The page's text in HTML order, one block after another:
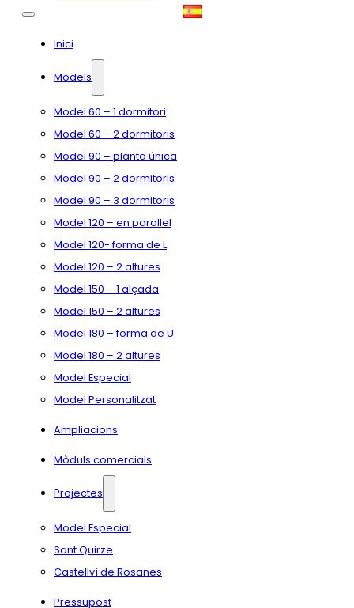
Inici
Models
Model 60 – 1 dormitori
Model 60 – 2 dormitoris
Model 90 – planta única
Model 90 – 2 dormitoris
Model 90 – 3 dormitoris
Model 120 – en parallel
Model 120- forma de L
Model 120 – 2 altures
Model 150 – 1 alçada
Model 150 – 2 altures
Model 180 – forma de U
Model 180 – 2 altures
Model Especial
Model Personalitzat
Ampliacions
Mòduls comercials
Projectes
Model Especial
Sant Quirze
Castellví de Rosanes
Pressupost